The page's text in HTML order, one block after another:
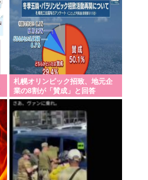
札幌オリンピック招致、地元企
業の8割が「賛成」と回答